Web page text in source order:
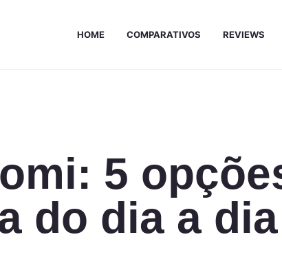
HOME COMPARATIVOS REVIEWS
5
do dia a dia